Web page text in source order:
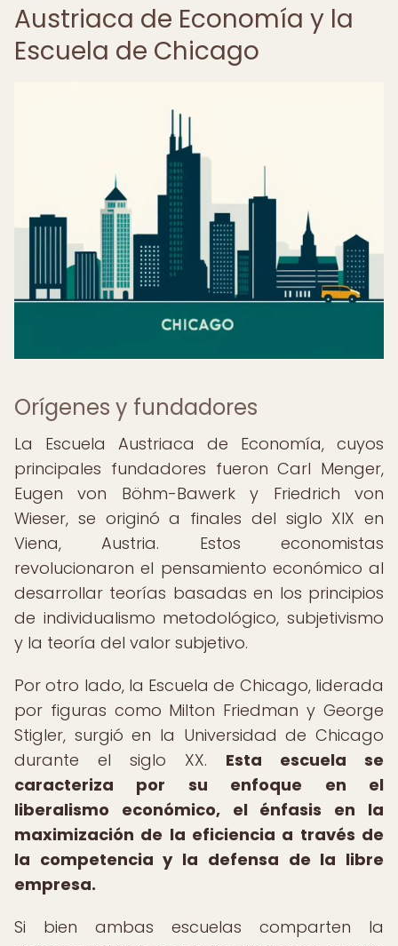
Austriaca de Economía y la
Escuela de Chicago
Orígenes y fundadores
La Escuela Austriaca de Economía, cuyos
principales fundadores fueron Carl Menger,
Eugen von Böhm-Bawerk y Friedrich von
Wieser, se originó a finales del siglo XIX en
Viena, Austria. Estos economistas
revolucionaron el pensamiento económico al
desarrollar teorías basadas en los principios
de individualismo metodológico, subjetivismo
y la teoría del valor subjetivo.
Por otro lado, la Escuela de Chicago, liderada
por figuras como Milton Friedman y George
Stigler, surgió en la Universidad de Chicago
durante el siglo XX. Esta escuela se
caracteriza por su enfoque en el
liberalismo económico, el énfasis en la
maximización de la eficiencia a través de
la competencia y la defensa de la libre
empresa.
Si bien ambas escuelas comparten la